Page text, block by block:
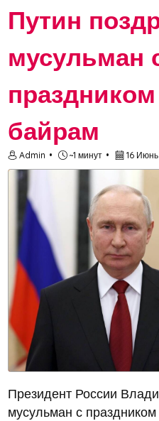
Путин
мусульман
байрам
Admin ~1 минут 16
Президент России
мусульман с